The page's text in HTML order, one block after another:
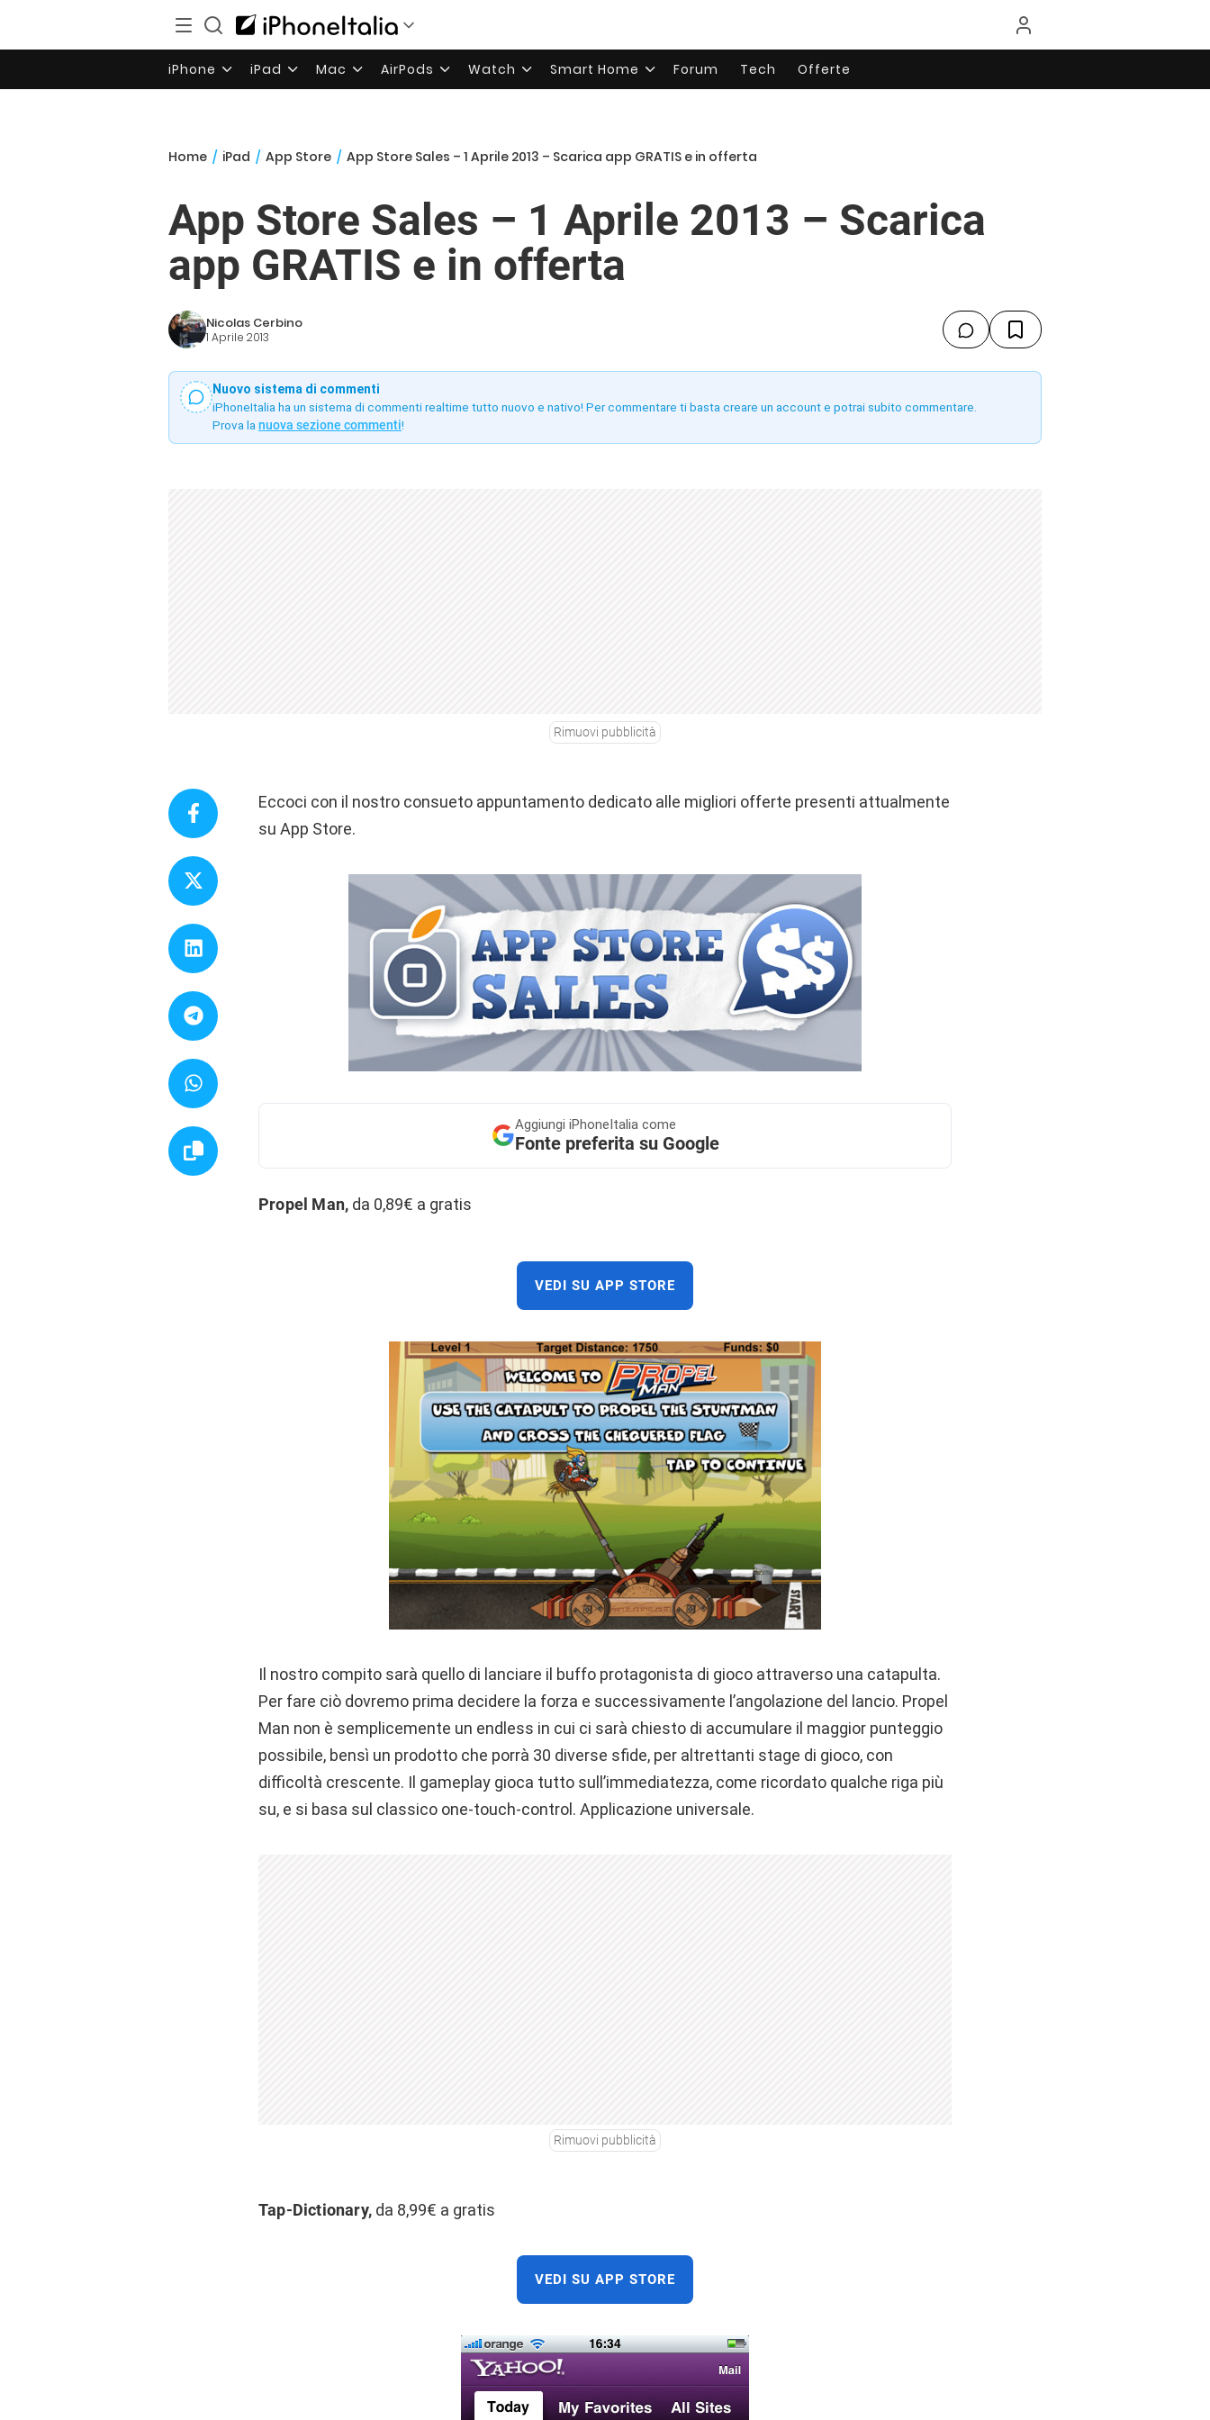
iPhone iPad Mac AirPods Watch Smart Home Forum Tech Offerte
Home / iPad / App Store / App Store Sales – 1 Aprile 2013 – Scarica app GRATIS e in offerta
App Store Sales – 1 Aprile 2013 – Scarica
app GRATIS e in offerta
Nicolas Cerbino
1 Aprile 2013
Nuovo sistema di commenti
iPhoneItalia ha un sistema di commenti realtime tutto nuovo e nativo! Per commentare ti basta creare un account e potrai subito commentare.
Prova la nuova sezione commenti!
Rimuovi pubblicità
Eccoci con il nostro consueto appuntamento dedicato alle migliori offerte presenti attualmente
su App Store.
Aggiungi iPhoneItalia come
Fonte preferita su Google
Propel Man, da 0,89€ a gratis
VEDI SU APP STORE
Il nostro compito sarà quello di lanciare il buffo protagonista di gioco attraverso una catapulta.
Per fare ciò dovremo prima decidere la forza e successivamente l’angolazione del lancio. Propel
Man non è semplicemente un endless in cui ci sarà chiesto di accumulare il maggior punteggio
possibile, bensì un prodotto che porrà 30 diverse sfide, per altrettanti stage di gioco, con
difficoltà crescente. Il gameplay gioca tutto sull’immediatezza, come ricordato qualche riga più
su, e si basa sul classico one-touch-control. Applicazione universale.
Rimuovi pubblicità
Tap-Dictionary, da 8,99€ a gratis
VEDI SU APP STORE